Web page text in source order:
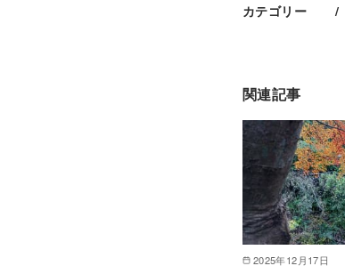
カテゴリー
関連記事
2025年12月17日